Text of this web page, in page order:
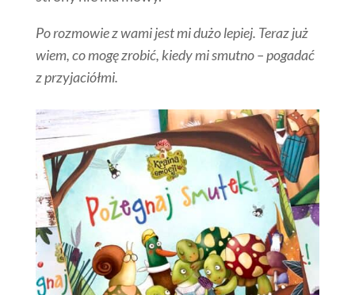
Po rozmowie z wami jest mi dużo lepiej. Teraz już
wiem, co mogę zrobić, kiedy mi smutno – pogadać
z przyjaciółmi.